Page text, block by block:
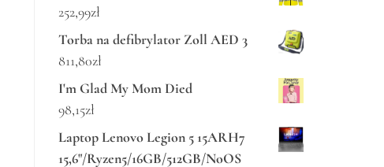
252,99zł
Torba na defibrylator Zoll AED 3
811,80zł
I'm Glad My Mom Died
98,15zł
Laptop Lenovo Legion 5 15ARH7
15,6"/Ryzen5/16GB/512GB/NoOS